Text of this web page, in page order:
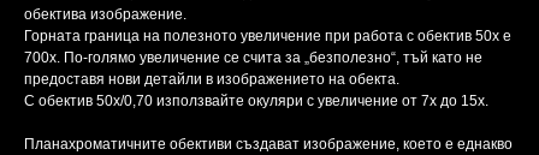
обектива изображение.
Горната граница на полезното увеличение при работа с обектив 50х е
700x. По-голямо увеличение се счита за „безполезно“, тъй като не
предоставя нови детайли в изображението на обекта.
С обектив 50x/0,70 използвайте окуляри с увеличение от 7x до 15x.
Планахроматичните обективи създават изображение, което е еднакво